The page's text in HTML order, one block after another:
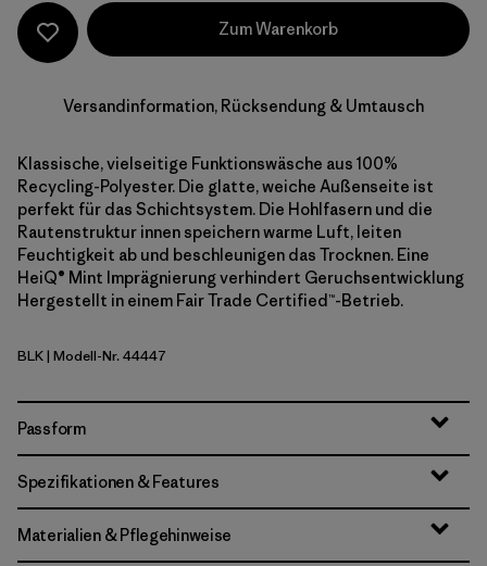
Zum Warenkorb
Versandinformation, Rücksendung & Umtausch
Klassische, vielseitige Funktionswäsche aus 100%
Recycling-Polyester. Die glatte, weiche Außenseite ist
perfekt für das Schichtsystem. Die Hohlfasern und die
Rautenstruktur innen speichern warme Luft, leiten
Feuchtigkeit ab und beschleunigen das Trocknen. Eine
HeiQ® Mint Imprägnierung verhindert Geruchsentwicklung
Hergestellt in einem Fair Trade Certified™-Betrieb.
Black
BLK| Modell-Nr. 44447
Passform
Spezifikationen & Features
Materialien & Pflegehinweise